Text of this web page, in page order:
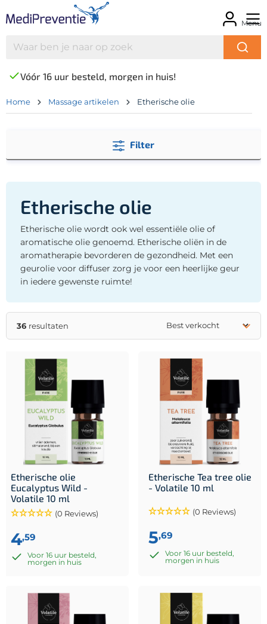
Menu
Vóór 16 uur besteld, morgen in huis!
Home Massage artikelen Etherische olie
Filter
Etherische olie
Etherische olie wordt ook wel essentiële olie of
aromatische olie genoemd. Etherische oliën in de
aromatherapie bevorderen de gezondheid. Met een
geurolie voor diffuser zorg je voor een heerlijke geur
in iedere gewenste ruimte!
36 resultaten
Etherische olie
Eucalyptus Wild -
Volatile 10 ml
(0 Reviews)
4,59
Voor 16 uur besteld,
morgen in huis
Etherische Tea tree olie
- Volatile 10 ml
(0 Reviews)
5,69
Voor 16 uur besteld,
morgen in huis